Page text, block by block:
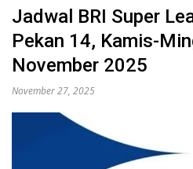
Jadwal BRI Super
Pekan 14, Kamis-
November 2025
November 27, 2025